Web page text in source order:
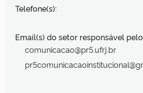
Telefone(s):
Email(s) do setor responsável
comunicacao@pr5.ufrj.br